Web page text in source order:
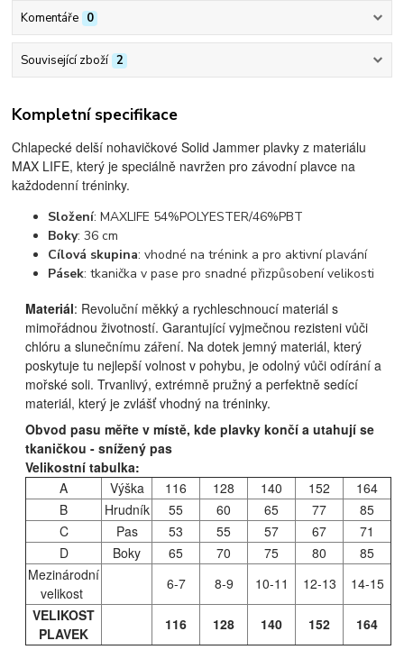
Komentáře 0
Související zboží 2
Kompletní specifikace
Chlapecké delší nohavičkové Solid Jammer plavky z materiálu
MAX LIFE, který je speciálně navržen pro závodní plavce na
každodenní tréninky.
Složení: MAXLIFE 54%POLYESTER/46%PBT
Boky: 36 cm
Cílová skupina: vhodné na trénink a pro aktivní plavání
Pásek: tkanička v pase pro snadné přizpůsobení velikosti
Materiál: Revoluční měkký a rychleschnoucí materiál s
mimořádnou životností. Garantující vyjmečnou rezisteni vůči
chlóru a slunečnímu záření. Na dotek jemný materiál, který
poskytuje tu nejlepší volnost v pohybu, je odolný vůči odírání a
mořské soli. Trvanlivý, extrémně pružný a perfektně sedící
materiál, který je zvlášť vhodný na tréninky.
Obvod pasu měřte v místě, kde plavky končí a utahují se
tkaničkou - snížený pas
Velikostní tabulka:
A
Výška 116 128 140 152
164
B
Hrudník 55 60 65 77
85
C
Pas 53 55 57 67
71
D
Boky 65 70 75 80
85
Mezinárodní
velikost
6-7 8-9 10-11 12-13
14-15
VELIKOST
PLAVEK
116 128 140 152 164